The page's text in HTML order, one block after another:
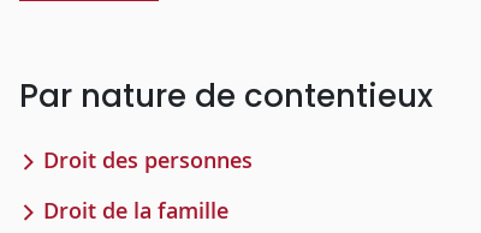
Par nature de contentieux
Droit des personnes
Droit de la famille